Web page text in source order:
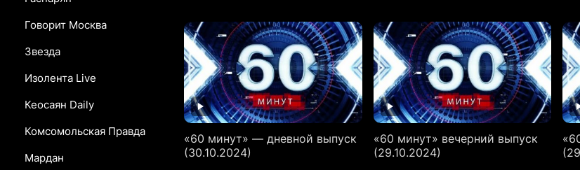
Говорит Москва
Звезда
Изолента Live
Кеосаян Daily
Комсомольская Правда
Мардан
«60 минут» — дневной выпуск
(30.10.2024)
«60 минут» вечерний выпуск
(29.10.2024)